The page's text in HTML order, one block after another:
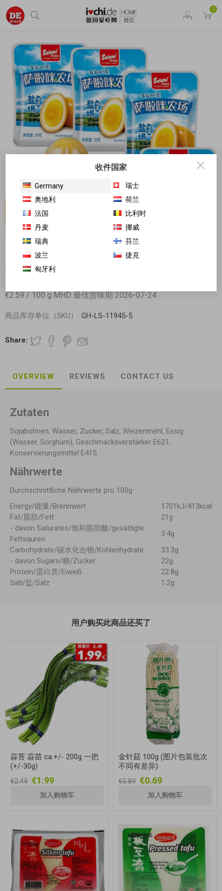
0
一组四颗! 萨啦咪盐焗鸡蛋 4颗x30g 香鲜入味
€2.59 / 100 g MHD 最佳赏味期 2026-07-24
商品库存单位（SKU）: GH-LS-11945-5
Share:
OVERVIEW REVIEWS CONTACT US
Zutaten
Sojabohnen, Wasser, Zucker, Salz, Weizenmehl, Essig
(Wasser, Sorghum), Geschmacksverstärker E621,
Konservierungsmittel E415
Nährwerte
Durchschnittliche Nährwerte pro 100g
Energy/能量/Brennwert
1701kJ/413kcal
Fat/脂肪/Fett
21g
- davon Saturates/饱和脂肪酸/gesättigte
Fettsäuren
3.4g
Carbohydrate/碳水化合物/Kohlenhydrate
33.3g
- davon Sugars/糖/Zucker
22g
Protein/蛋白质/Eiweiß
22.8g
Salt/盐/Salz
1.2g
用户购买此商品还买了
蒜苔 蒜苗 ca.+/- 200g 一把
(+/-30g)
€2.49 €1.99
金针菇 100g (图片包装批次
不同有差异)
€0.89 €0.69
收件国家
Germany
瑞士
奥地利
荷兰
法国
比利时
丹麦
挪威
瑞典
芬兰
波兰
捷克
匈牙利